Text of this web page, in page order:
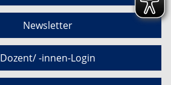
Newsletter
Dozent/ -innen-Login